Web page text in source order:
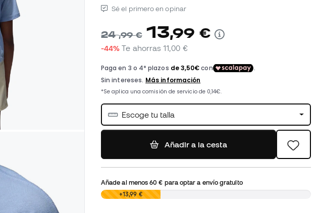
Sé el primero en opinar
24,99 € 13,99 €
-44% Te ahorras11,00 €
Escoge tu talla
Añadir a la cesta
Añade al menos60 € para optar a envío gratuito
0,00 €+13,99 €